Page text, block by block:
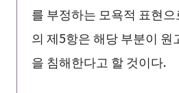
를 부정하는 모욕적 표현
의 제5항은 해당 부분이 원
을 침해한다고 할 것이다.